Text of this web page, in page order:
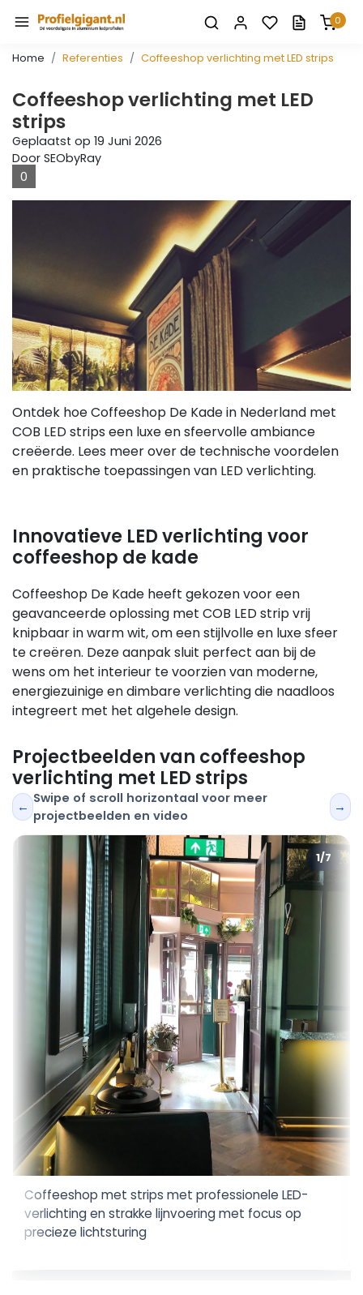
0
Home Referenties Coffeeshop verlichting met LED strips
Coffeeshop verlichting met LED
strips
Geplaatst op 19 Juni 2026
Door SEObyRay
0
Ontdek hoe Coffeeshop De Kade in Nederland met
COB LED strips een luxe en sfeervolle ambiance
creëerde. Lees meer over de technische voordelen
en praktische toepassingen van LED verlichting.
Innovatieve LED verlichting voor
coffeeshop de kade
Coffeeshop De Kade heeft gekozen voor een
geavanceerde oplossing met COB LED strip vrij
knipbaar in warm wit, om een stijlvolle en luxe sfeer
te creëren. Deze aanpak sluit perfect aan bij de
wens om het interieur te voorzien van moderne,
energiezuinige en dimbare verlichting die naadloos
integreert met het algehele design.
Projectbeelden van coffeeshop
verlichting met LED strips
←
Swipe of scroll horizontaal voor meer
projectbeelden en video
→
1/7
Coffeeshop met strips met professionele LED-
verlichting en strakke lijnvoering met focus op
precieze lichtsturing